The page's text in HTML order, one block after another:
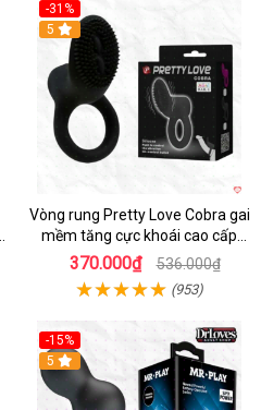
-31%
5
Vòng rung Pretty Love Cobra gai
mềm tăng cực khoái cao cấp
chính hãng
370.000₫ 536.000₫
(953)
-15%
Hot
5